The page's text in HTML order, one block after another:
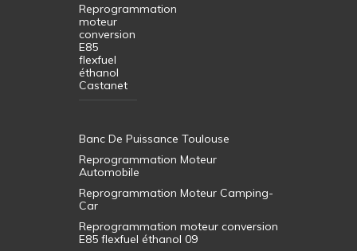
Reprogrammation
moteur
conversion
E85
flexfuel
éthanol
Castanet
Banc De Puissance Toulouse
Reprogrammation Moteur
Automobile
Reprogrammation Moteur Camping-
Car
Reprogrammation moteur conversion
E85 flexfuel éthanol 09